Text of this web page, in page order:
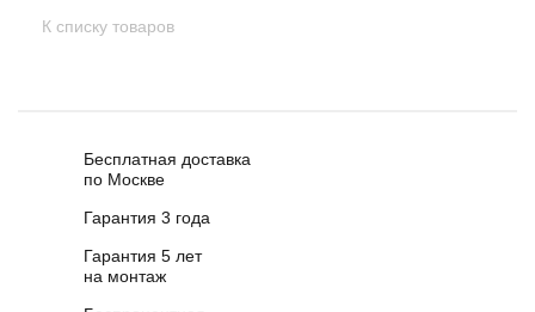
К списку товаров
Бесплатная доставка
по Москве
Гарантия 3 года
Гарантия 5 лет
на монтаж